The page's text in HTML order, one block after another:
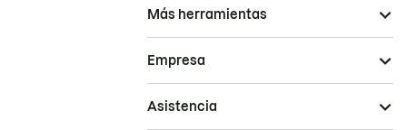
Más herramientas
Empresa
Asistencia